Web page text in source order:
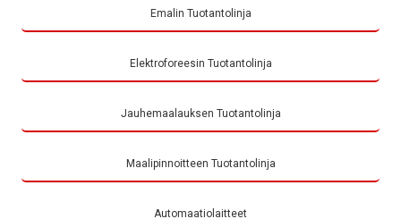
Emalin Tuotantolinja
Elektroforeesin Tuotantolinja
Jauhemaalauksen Tuotantolinja
Maalipinnoitteen Tuotantolinja
Automaatiolaitteet